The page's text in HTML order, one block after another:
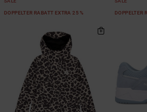
DOPPELTER RABATT EXTRA 25 % DOPPELTER